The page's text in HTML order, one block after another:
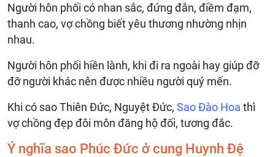
Người hôn phối có nhan sắc, đứng đắn, điềm đạm,
thanh cao, vợ chồng biết yêu thương nhường nhịn
nhau.
Người hôn phối hiền lành, khi đi ra ngoài hay giúp đỡ
đỡ người khác nên được nhiều người quý mến.
Khi có sao Thiên Đức, Nguyệt Đức, Sao Đào Hoa thì
vợ chồng đẹp đôi môn đăng hộ đối, tương đắc.
Ý nghĩa sao Phúc Đức ở cung Huynh Đệ